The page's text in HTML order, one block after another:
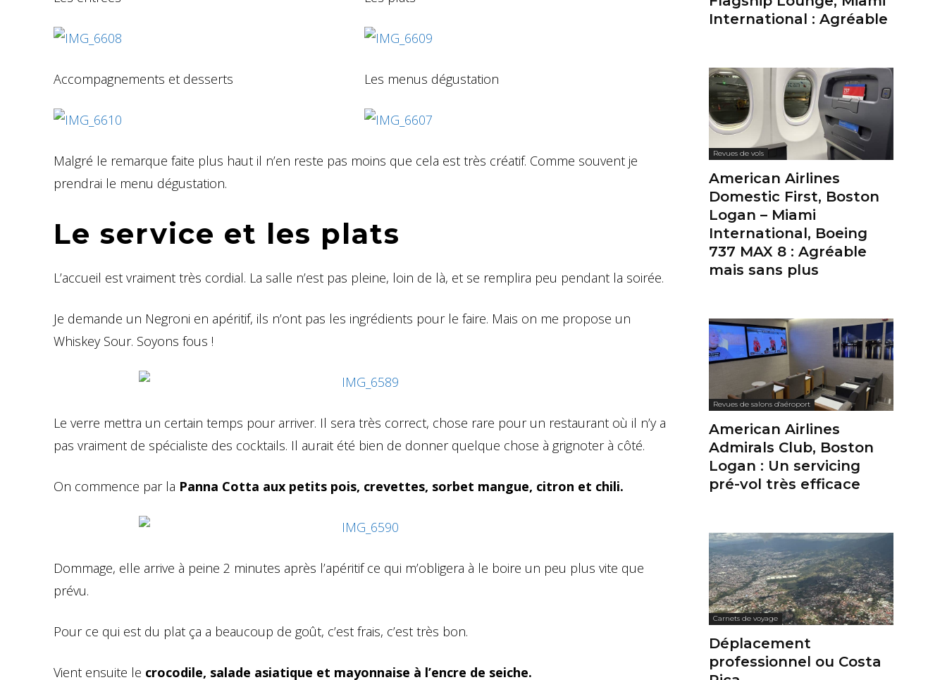
Accompagnements et desserts Les menus dégustation
Malgré le remarque faite plus haut il n’en reste pas moins que cela est très créatif. Comme souvent je
prendrai le menu dégustation.
Le service et les plats
L’accueil est vraiment très cordial. La salle n’est pas pleine, loin de là, et se remplira peu pendant la soirée.
Je demande un Negroni en apéritif, ils n’ont pas les ingrédients pour le faire. Mais on me propose un
Whiskey Sour. Soyons fous !
Le verre mettra un certain temps pour arriver. Il sera très correct, chose rare pour un restaurant où il n’y a
pas vraiment de spécialiste des cocktails. Il aurait été bien de donner quelque chose à grignoter à côté.
On commence par la Panna Cotta aux petits pois, crevettes, sorbet mangue, citron et chili.
Dommage, elle arrive à peine 2 minutes après l’apéritif ce qui m’obligera à le boire un peu plus vite que
prévu.
Pour ce qui est du plat ça a beaucoup de goût, c’est frais, c’est très bon.
Vient ensuite le crocodile, salade asiatique et mayonnaise à l’encre de seiche.
International : Agréable
Revues de vols
American Airlines
Domestic First, Boston
Logan – Miami
International, Boeing
737 MAX 8 : Agréable
mais sans plus
Revues de salons d'aéroport
American Airlines
Admirals Club, Boston
Logan : Un servicing
pré-vol très efficace
Carnets de voyage
Déplacement
professionnel ou Costa